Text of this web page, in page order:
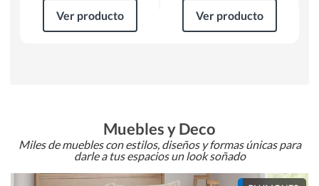
Ver producto Ver producto
Muebles y Deco
Miles de muebles con estilos, diseños y formas únicas para
darle a tus espacios un look soñado